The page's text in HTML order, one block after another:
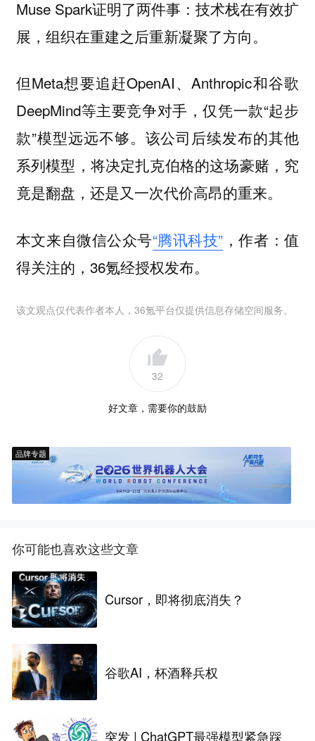
Muse Spark证明了两件事：技术栈在有效扩
展，组织在重建之后重新凝聚了方向。
但Meta想要追赶OpenAI、Anthropic和谷歌
DeepMind等主要竞争对手，仅凭一款“起步
款”模型远远不够。该公司后续发布的其他
系列模型，将决定扎克伯格的这场豪赌，究
竟是翻盘，还是又一次代价高昂的重来。
本文来自微信公众号“腾讯科技” ，作者：值
得关注的，36氪经授权发布。
该文观点仅代表作者本人，36氪平台仅提供信息存储空间服务。
32
好文章，需要你的鼓励
品牌专题
你可能也喜欢这些文章
Cursor，即将彻底消失？
谷歌AI，杯酒释兵权
突发 | ChatGPT最强模型紧急踩